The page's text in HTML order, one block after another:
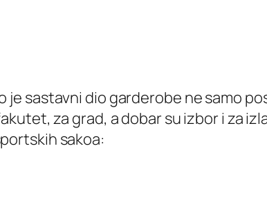
je sastavni dio garderobe ne samo
za grad, a dobar su izbor i za
sakoa: